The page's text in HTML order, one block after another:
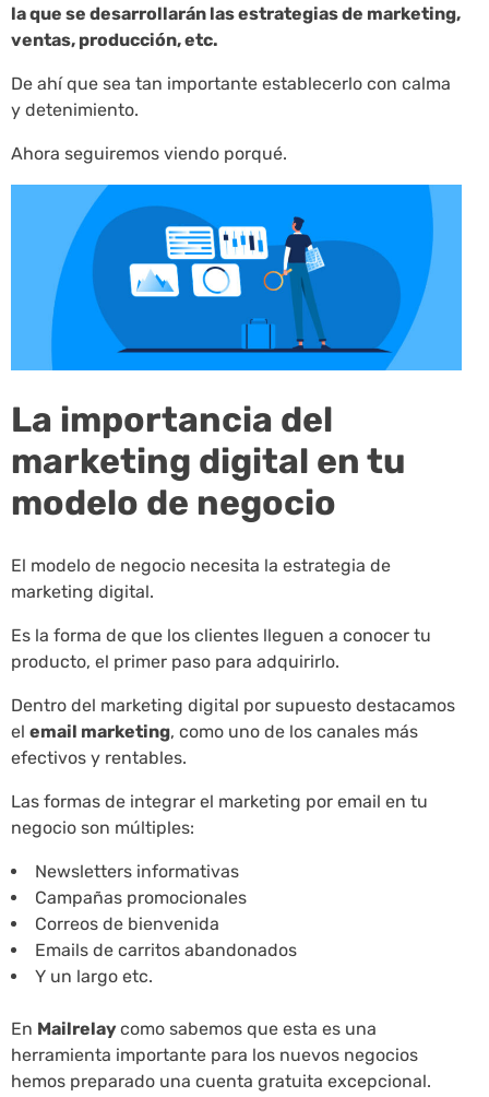
la que se desarrollarán las estrategias de marketing,
ventas, producción, etc.
De ahí que sea tan importante establecerlo con calma
y detenimiento.
Ahora seguiremos viendo porqué.
La importancia del
marketing digital en tu
modelo de negocio
El modelo de negocio necesita la estrategia de
marketing digital.
Es la forma de que los clientes lleguen a conocer tu
producto, el primer paso para adquirirlo.
Dentro del marketing digital por supuesto destacamos
el email marketing, como uno de los canales más
efectivos y rentables.
Las formas de integrar el marketing por email en tu
negocio son múltiples:
Newsletters informativas
Campañas promocionales
Correos de bienvenida
Emails de carritos abandonados
Y un largo etc.
En Mailrelaycomo sabemos que esta es una
herramienta importante para los nuevos negocios
hemos preparado una cuenta gratuita excepcional.